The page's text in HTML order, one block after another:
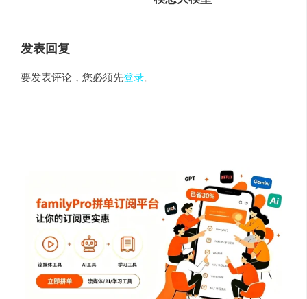
发表回复
要发表评论，您必须先登录。